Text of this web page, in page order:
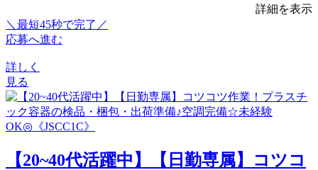
詳細を表示
＼最短45秒で完了／
応募へ進む
詳しく
見る
【20~40代活躍中】【日勤専属】コツコ